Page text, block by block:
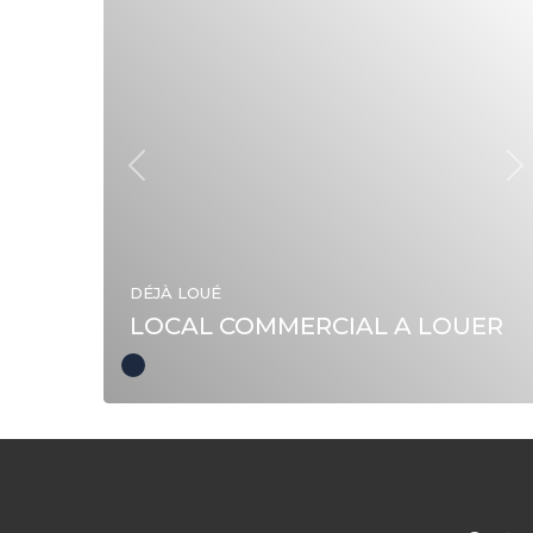
Précédent
DÉJÀ LOUÉ
LOCAL COMMERCIAL A LOUER